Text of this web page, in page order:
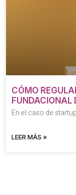
CÓMO
FUNDACIONAL
En el caso de
LEER MÁS »